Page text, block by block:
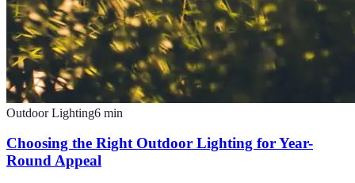
Outdoor Lighting6 min
Choosing the Right Outdoor Lighting for Year-
Round Appeal